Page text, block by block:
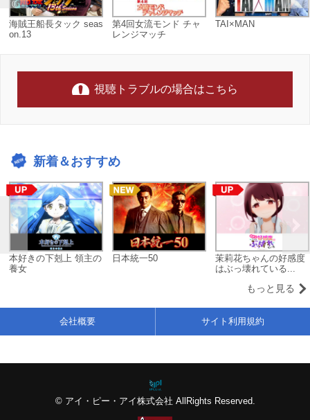
海賊王船長タック seas
on.13
第4回女流モンド チャ
レンジマッチ
TAI×MAN
視聴トラブルの場合はこちら
新着＆おすすめ
本好きの下剋上 領主の
養女
日本統一50
茉莉花ちゃんの好感度
はぶっ壊れている...
もっと見る
© アイ・ピー・アイ株式会社 AllRights Reserved.
会社概要 サイト利用規約